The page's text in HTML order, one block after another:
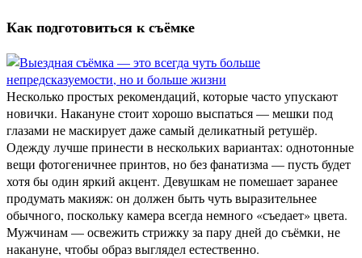
Как подготовиться к съёмке
Несколько простых рекомендаций, которые часто упускают
новички. Накануне стоит хорошо выспаться — мешки под
глазами не маскирует даже самый деликатный ретушёр.
Одежду лучше принести в нескольких вариантах: однотонные
вещи фотогеничнее принтов, но без фанатизма — пусть будет
хотя бы один яркий акцент. Девушкам не помешает заранее
продумать макияж: он должен быть чуть выразительнее
обычного, поскольку камера всегда немного «съедает» цвета.
Мужчинам — освежить стрижку за пару дней до съёмки, не
накануне, чтобы образ выглядел естественно.